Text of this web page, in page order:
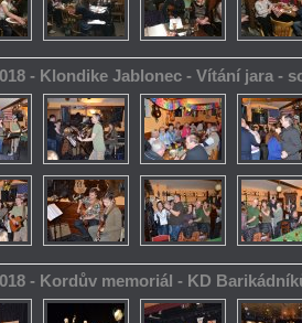
- Klondike Jablonec - Vítání jara -
- Kordův memoriál - KD